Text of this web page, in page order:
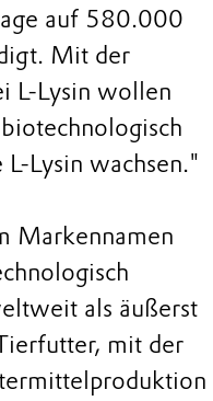
auf 580.000
Mit der
L-Lysin wollen
Lysin wachsen."
Markennamen
als äußerst
mit der